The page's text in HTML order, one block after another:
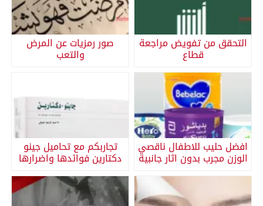
التحقق من تفويض مراجعة
قطاع
صور رمزيات عن المرض
والتعب
افضل حليب للاطفال ناقصي
الوزن مجرب بدون اثار جانبية
تجاربكم مع تحاميل جينو
دكتارين فوائدها واضرارها